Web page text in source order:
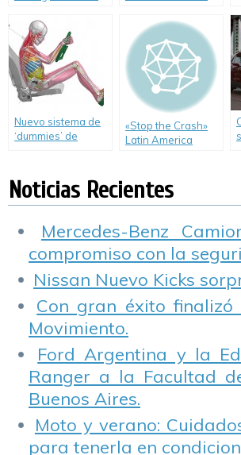
imprescindible
en Capital
Nuevo sistema de
‘dummies’ de
de accidentes
viales
«Stop the Crash»
Latin America
Noticias Recientes
Mercedes-Benz
compromiso con la
Nissan Nuevo Kicks
Con gran éxito
Movimiento.
Ford Argentina y la
Ranger a la Facultad
Buenos Aires.
Moto y verano:
para tenerla en